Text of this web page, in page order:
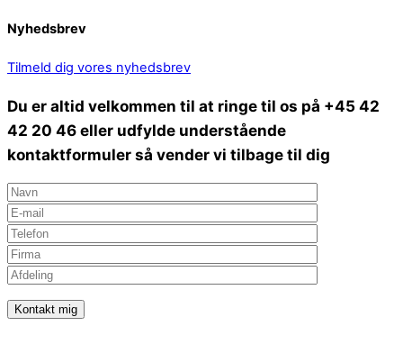
Nyhedsbrev
Tilmeld dig vores nyhedsbrev
Du er altid velkommen til at ringe til os på +45 42
42 20 46 eller udfylde understående
kontaktformuler så vender vi tilbage til dig